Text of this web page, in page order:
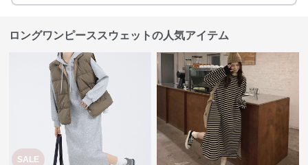
ロングワンピーススウェットの人気アイテム
SALE